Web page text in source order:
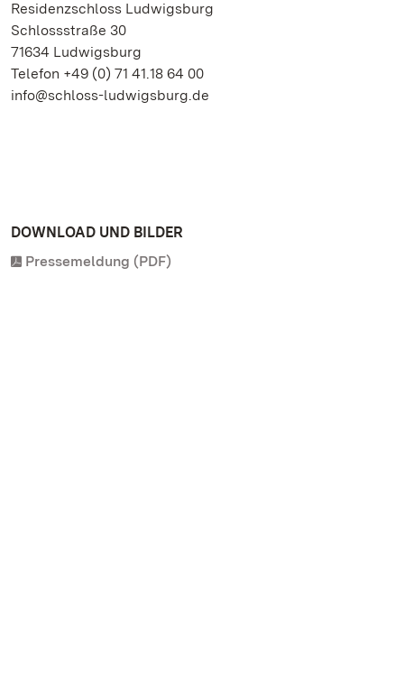
Residenzschloss Ludwigsburg
Schlossstraße 30
71634 Ludwigsburg
Telefon +49 (0) 71 41.18 64 00
info@schloss-ludwigsburg.de
DOWNLOAD UND BILDER
Pressemeldung (PDF)